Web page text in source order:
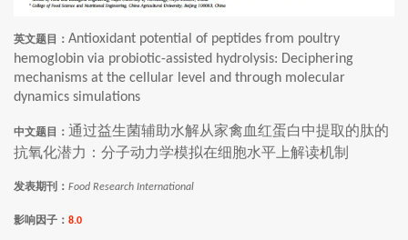
英文题目： Antioxidant potential of peptides from poultry
hemoglobin via probiotic-assisted hydrolysis: Deciphering
mechanisms at the cellular level and through molecular
dynamics simulations
中文题目： 通过益生菌辅助水解从家禽血红蛋白中提取的肽的
抗氧化潜力：分子动力学模拟在细胞水平上解读机制
发表期刊： Food Research International
影响因子 ： 8.0